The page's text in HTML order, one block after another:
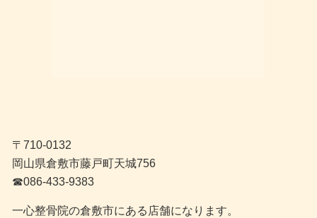
〒710-0132
岡山県倉敷市藤戸町天城756
☎︎086-433-9383
一心整骨院の倉敷市にある店舗になります。